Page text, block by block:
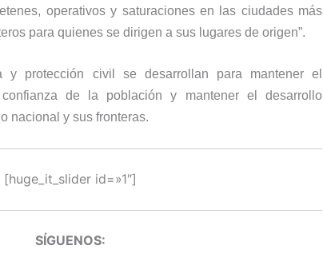
operativos y saturaciones en las ciudades más
para quienes se dirigen a sus lugares de origen”.
y protección civil se desarrollan para mantener el
de la población y mantener el desarrollo
nacional y sus fronteras.
[huge_it_slider id=»1″]
SÍGUENOS: